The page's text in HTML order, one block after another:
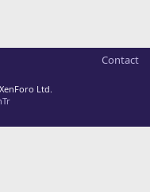
Contact
Ltd.